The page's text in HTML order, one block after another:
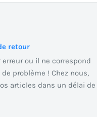
retour
ou il ne correspond
problème ! Chez nous,
articles dans un délai de